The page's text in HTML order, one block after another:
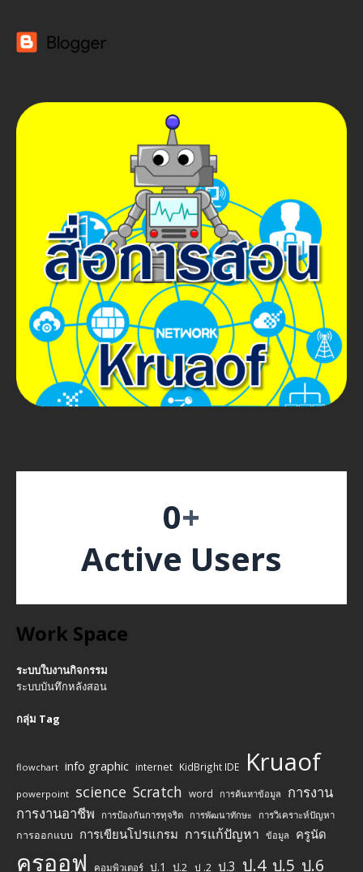
0+
Active Users
Work Space
ระบบใบงานกิจกรรม
ระบบบันทึกหลังสอน
กลุ่ม Tag
flowchart info graphic internet KidBright IDE Kruaof
powerpoint science Scratch word การค้นหาข้อมูล
การงาน
การงานอาชีพ
การป้องกันการทุจริต การพัฒนาทักษะ การวิเคราะห์ปัญหา
การออกแบบ การเขียนโปรแกรม การแก้ปัญหา ข้อมูล ครูนัด
ครูออฟ คอมพิวเตอร์ ป.1 ป.2 ป .2 ป.3 ป.4 ป.5 ป.6